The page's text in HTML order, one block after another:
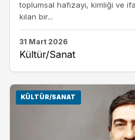
toplumsal hafızayı, kimliği ve
kılan bir...
31 Mart 2026
Kültür/Sanat
KÜLTÜR/SANAT